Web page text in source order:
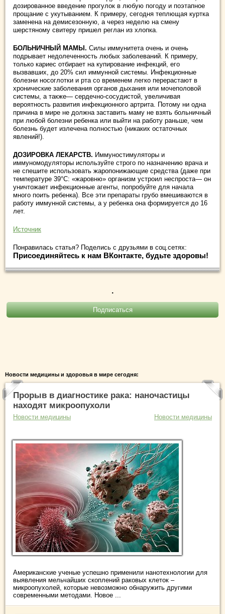
дозированное введение прогулок в любую погоду и поэтапное
прощание с укутыванием. К примеру, сегодня теплющая куртка
заменена на демисезонную, а через неделю на смену
шерстяному свитеру пришел реглан из хлопка.
БОЛЬНИЧНЫЙ МАМЫ. Силы иммунитета очень и очень
подрывает недолеченность любых заболеваний. К примеру,
только кариес отбирает на купирование инфекций, его
вызвавших, до 20% сил иммунной системы. Инфекционные
болезни носоглотки и рта со временем легко перерастают в
хронические заболевания органов дыхания или мочеполовой
системы, а также— сердечно-сосудистой, увеличивая
вероятность развития инфекционного артрита. Потому ни одна
причина в мире не должна заставить маму не взять больничный
при любой болезни ребенка или выйти на работу раньше, чем
болезнь будет излечена полностью (никаких остаточных
явлений!).
ДОЗИРОВКА ЛЕКАРСТВ. Иммуностимуляторы и
иммуномодуляторы используйте строго по назначению врача и
не спешите использовать жаропонижающие средства (даже при
температуре 39°С: «жаровню» организм устроил неспроста— он
уничтожает инфекционные агенты, попробуйте для начала
много поить ребенка). Все эти препараты грубо вмешиваются в
работу иммунной системы, а у ребенка она формируется до 16
лет.
Источник
Понравилась статья? Поделись с друзьями в соц.сетях:
Присоединяйтесь к нам ВКонтакте, будьте здоровы!
.
Новости медицины и здоровья в мире сегодня:
Прорыв в диагностике рака: наночастицы
находят микроопухоли
Новости медицины Новости медицины
Американские ученые успешно применили нанотехнологии для
выявления мельчайших скоплений раковых клеток –
микроопухолей, которые невозможно обнаружить другими
современными методами. Новое ...